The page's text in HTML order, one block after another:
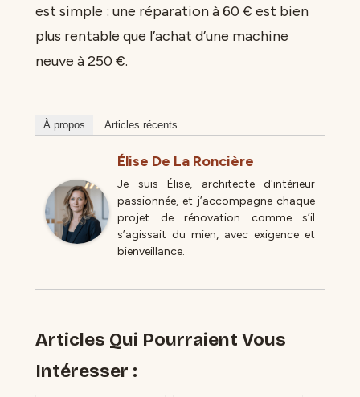
est simple : une réparation à 60 € est bien
plus rentable que l’achat d’une machine
neuve à 250 €.
À propos Articles récents
Élise De La Roncière
Je suis Élise, architecte d'intérieur
passionnée, et j’accompagne chaque
projet de rénovation comme s’il
s’agissait du mien, avec exigence et
bienveillance.
Articles Qui Pourraient Vous
Intéresser :